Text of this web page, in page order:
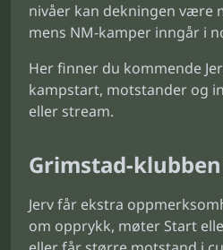
nivåer kan dekningen være
mens NM-kamper inngår i
Her finner du kommende
kampstart, motstander og
eller stream.
Grimstad-
Jerv får ekstra
om opprykk, møter Start